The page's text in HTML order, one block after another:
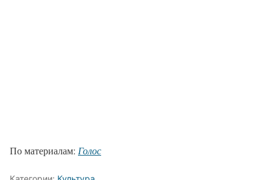
По материалам: Голос